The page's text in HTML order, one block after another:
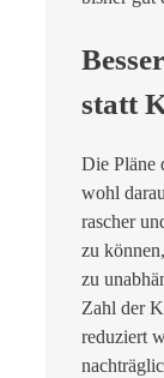
statt
Die Pläne
wohl
rascher
zu
zu
Zahl der
reduziert